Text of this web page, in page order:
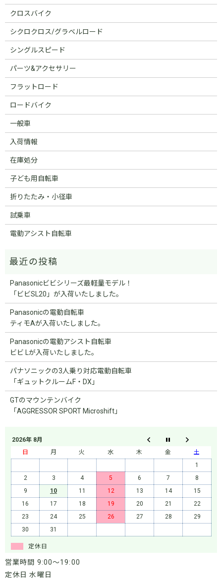
クロスバイク
シクロクロス/グラベルロード
シングルスピード
パーツ&アクセサリー
フラットロード
ロードバイク
一般車
入荷情報
在庫処分
子ども用自転車
折りたたみ・小径車
試乗車
電動アシスト自転車
Panasonicビビシリーズ最軽量モデル！
「ビビSL20」が入荷いたしました。
Panasonicの電動自転車
ティモAが入荷いたしました。
Panasonicの電動アシスト自転車
ビビ Lが入荷いたしました。
パナソニックの3人乗り対応電動自転車
「ギュットクルームF・DX」
GTのマウンテンバイク
「AGGRESSOR SPORT Microshift」
2026年 8月
日
月 火 水 木 金
土
1
2
3 4 5 6 7
8
9
10 11 12 13 14
15
16
17 18 19 20 21
22
23
24 25 26 27 28
29
30
31
定休日
営業時間 9:00～19:00
定休日 水曜日